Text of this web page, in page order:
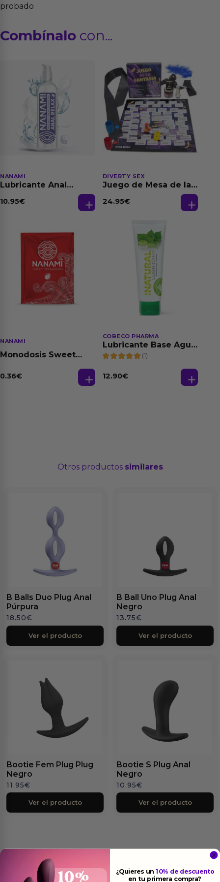
probado
Combínalo con...
NANAMI
Lubricante Anal
Dilatación Base Agua
10.95€
DIVERTY SEX
Juego de Mesa de las
24.95€
NANAMI
Monodosis Sweet
0.36€
COBECO PHARMA
Lubricante Base Agua
100% Natural 125 ml
(1)
12.90€
Otros productos similares
B Balls Duo Plug Anal
Púrpura
18.50€
Ver el producto
B Ball Uno Plug Anal
Negro
13.75€
Ver el producto
Bootie Fem Plug Plug
Negro
11.95€
Ver el producto
Bootie S Plug Anal
Negro
10.95€
Ver el producto
¿Quieres un10% de descuento
en tu primera compra?